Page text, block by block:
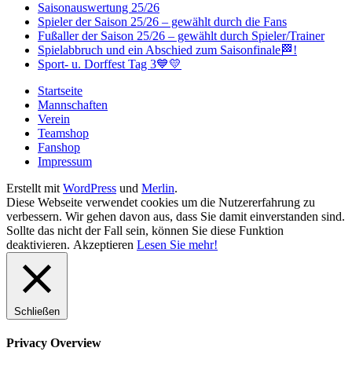
Saisonauswertung 25/26
Spieler der Saison 25/26 – gewählt durch die Fans
Fußaller der Saison 25/26 – gewählt durch Spieler/Trainer
Spielabbruch und ein Abschied zum Saisonfinale🏁!
Sport- u. Dorffest Tag 3💙💛
Startseite
Mannschaften
Verein
Teamshop
Fanshop
Impressum
Erstellt mit WordPress und Merlin.
Diese Webseite verwendet cookies um die Nutzererfahrung zu
verbessern. Wir gehen davon aus, dass Sie damit einverstanden sind.
Sollte das nicht der Fall sein, können Sie diese Funktion
deaktivieren. Akzeptieren Lesen Sie mehr!
Schließen
Privacy Overview